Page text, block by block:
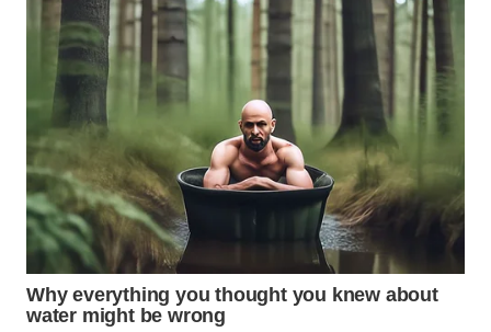
WN
MAJALENGKA
WN
SUBANG
WN
SUKABUMI
WN
PURWAKARTA